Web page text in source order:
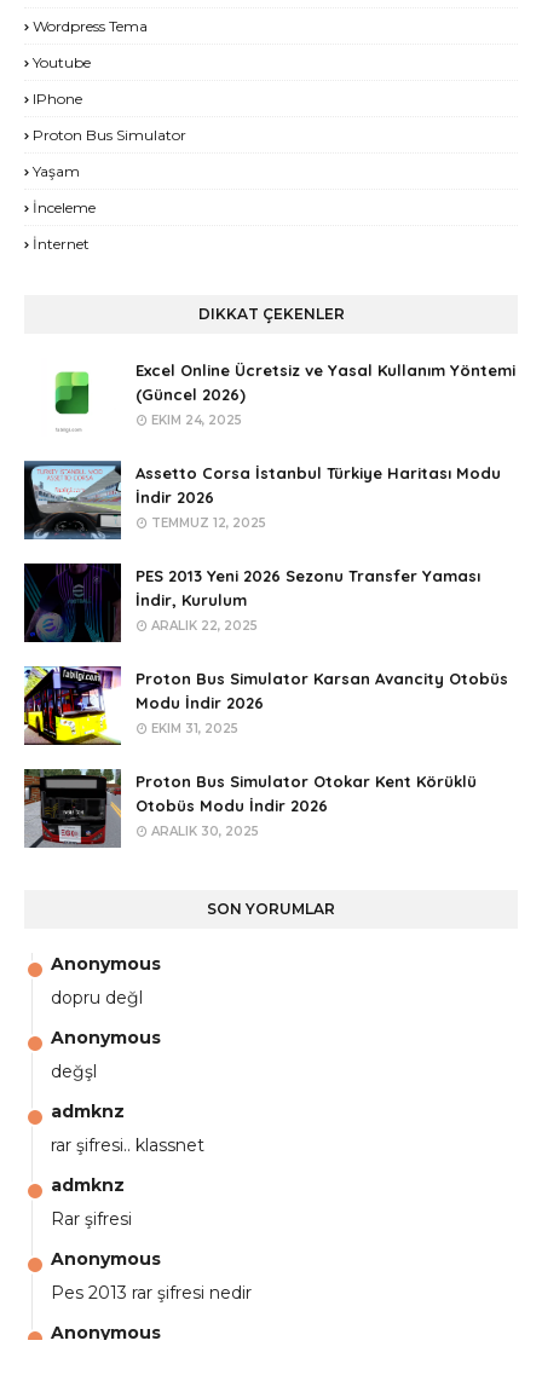
Wordpress Tema
Youtube
IPhone
Proton Bus Simulator
Yaşam
İnceleme
İnternet
DIKKAT ÇEKENLER
Excel Online Ücretsiz ve Yasal Kullanım Yöntemi
(Güncel 2026)
EKIM 24, 2025
Assetto Corsa İstanbul Türkiye Haritası Modu
İndir 2026
TEMMUZ 12, 2025
PES 2013 Yeni 2026 Sezonu Transfer Yaması
İndir, Kurulum
ARALIK 22, 2025
Proton Bus Simulator Karsan Avancity Otobüs
Modu İndir 2026
EKIM 31, 2025
Proton Bus Simulator Otokar Kent Körüklü
Otobüs Modu İndir 2026
ARALIK 30, 2025
SON YORUMLAR
Anonymous
dopru değl
Anonymous
değşl
admknz
rar şifresi.. klassnet
admknz
Rar şifresi
Anonymous
Pes 2013 rar şifresi nedir
Anonymous